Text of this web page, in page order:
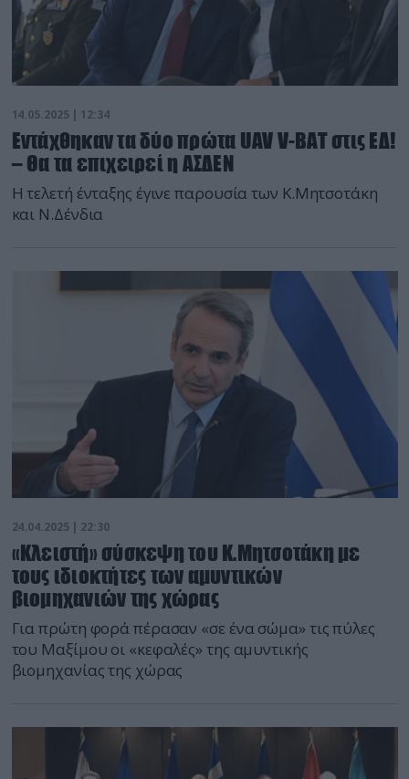
14.05.2025 | 12:34
Eντάχθηκαν τα δύο πρώτα UAV V-BAT στις ΕΔ!
– Θα τα επιχειρεί η ΑΣΔΕΝ
Η τελετή ένταξης έγινε παρουσία των Κ.Μητσοτάκη
και Ν.Δένδια
24.04.2025 | 22:30
«Κλειστή» σύσκεψη του Κ.Μητσοτάκη με
τους ιδιοκτήτες των αμυντικών
βιομηχανιών της χώρας
Για πρώτη φορά πέρασαν «σε ένα σώμα» τις πύλες
του Μαξίμου οι «κεφαλές» της αμυντικής
βιομηχανίας της χώρας